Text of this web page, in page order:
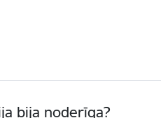
bija noderīga?